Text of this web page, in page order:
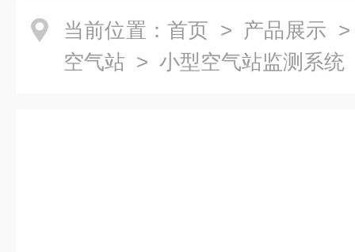
当前位置： 首页 > 产品展示
空气站 > 小型空气站监测系统